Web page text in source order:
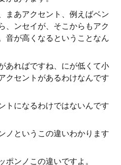
まあアクセント、例えばベン
、ンセイが、そこからもアク
音が高くなるということなん
あればですね、にが低くて小
クセントがあるわけなんです
トになるわけではないんです
ノというこの違いわかります
ポンノこの違いですよ。